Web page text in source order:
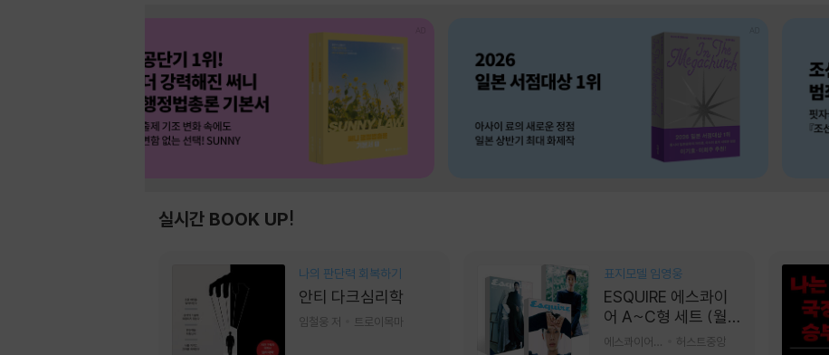
실시간 BOOK UP!
나의 판단력 회복하기
안티 다크심리학
임철웅 저 트로이목마
표지모델 임영웅
ESQUIRE 에스콰이
어 A~C형 세트 (월
간) : 9월 [2026]
허스트중앙